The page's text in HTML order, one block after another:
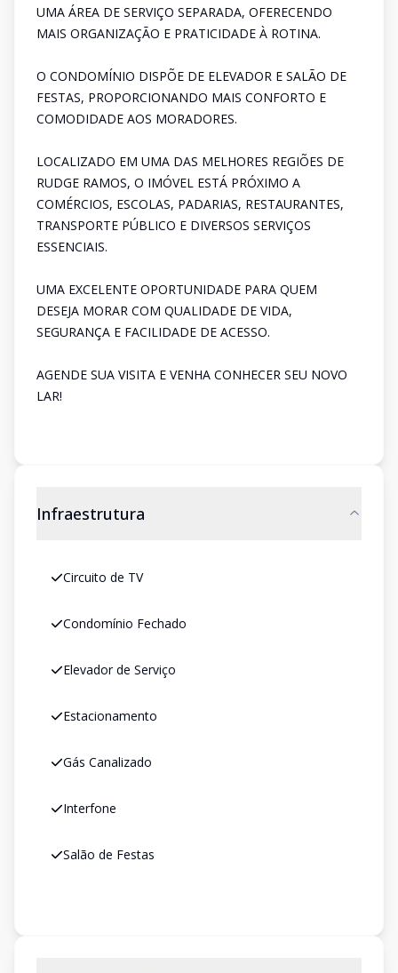
UMA ÁREA DE SERVIÇO SEPARADA, OFERECENDO
MAIS ORGANIZAÇÃO E PRATICIDADE À ROTINA.
O CONDOMÍNIO DISPÕE DE ELEVADOR E SALÃO DE
FESTAS, PROPORCIONANDO MAIS CONFORTO E
COMODIDADE AOS MORADORES.
LOCALIZADO EM UMA DAS MELHORES REGIÕES DE
RUDGE RAMOS, O IMÓVEL ESTÁ PRÓXIMO A
COMÉRCIOS, ESCOLAS, PADARIAS, RESTAURANTES,
TRANSPORTE PÚBLICO E DIVERSOS SERVIÇOS
ESSENCIAIS.
UMA EXCELENTE OPORTUNIDADE PARA QUEM
DESEJA MORAR COM QUALIDADE DE VIDA,
SEGURANÇA E FACILIDADE DE ACESSO.
AGENDE SUA VISITA E VENHA CONHECER SEU NOVO
LAR!
Infraestrutura
Circuito de TV
Condomínio Fechado
Elevador de Serviço
Estacionamento
Gás Canalizado
Interfone
Salão de Festas